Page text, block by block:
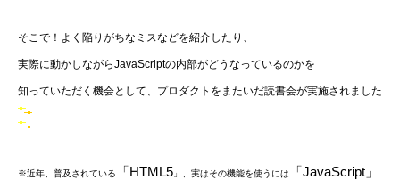
そこで！よく陥りがちなミスなどを紹介したり、
実際に動かしながらJavaScriptの内部がどうなっているのかを
知っていただく機会として、プロダクトをまたいだ読書会が実施されました
※近年、普及されている 「HTML5 」 、実はその機能を使うには 「JavaScript」